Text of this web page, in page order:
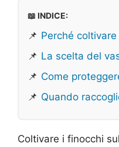
📖 INDICE:
📌 Perché
📌 La scelta del
📌 Come
📌 Quando
Coltivare i finocchi